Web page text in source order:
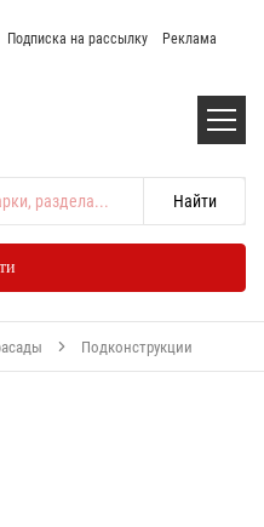
Подписка на рассылку
Реклама
раздела...
Подконструкции